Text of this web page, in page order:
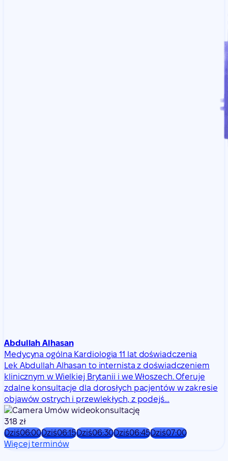
Abdullah Alhasan
Medycyna ogólna Kardiologia 11 lat doświadczenia
Lek Abdullah Alhasan to internista z doświadczeniem
klinicznym w Wielkiej Brytanii i we Włoszech. Oferuje
zdalne konsultacje dla dorosłych pacjentów w zakresie
objawów ostrych i przewlekłych, z podejś…
Umów wideokonsultację
318 zł
Dziś06:00Dziś06:15Dziś06:30Dziś06:45Dziś07:00
Więcej terminów